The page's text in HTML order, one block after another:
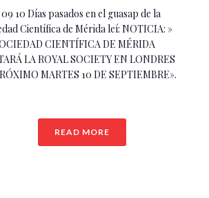
10 Días pasados en el guasap de la
Científica de Mérida leí: NOTICIA: »
CIENTÍFICA DE MÉRIDA
LA ROYAL SOCIETY EN LONDRES
MARTES 10 DE SEPTIEMBRE».
READ MORE